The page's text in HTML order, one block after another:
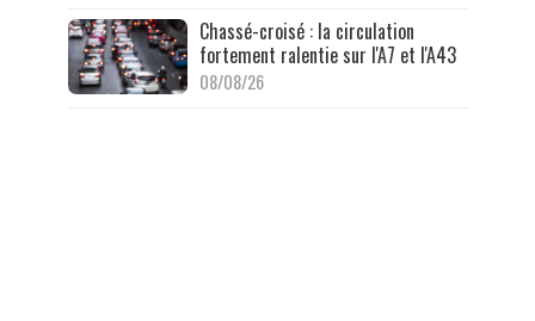
Chassé-croisé : la circulation
fortement ralentie sur l'A7 et l'A43
08/08/26